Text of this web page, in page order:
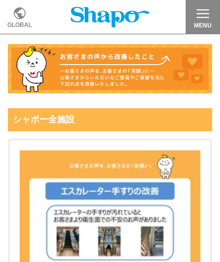
GLOBAL MENU
シャポー全施設